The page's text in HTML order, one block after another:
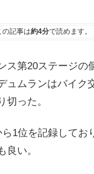
の記事は約4分で読めます。
ス第20ステージの
ュムランはバイク
切った。
1位を記録してお
良い。